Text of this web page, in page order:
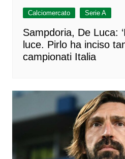
Calciomercato Serie A
Sampdoria, De Luca:
luce. Pirlo ha inciso
campionati Italia